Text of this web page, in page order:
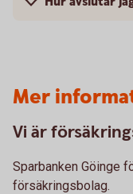
Mer
Vi är
Sparbanken Göinge
försäkringsbolag.